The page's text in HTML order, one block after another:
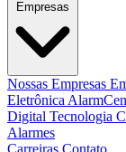
Empresas
Nossas Empresas
Eletrônica
Digital Tecnologia
Alarmes
Carreiras Contato